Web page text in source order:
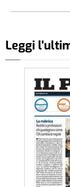
Leggi